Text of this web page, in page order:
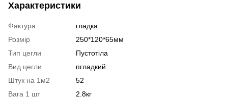
Характеристики
Фактура
гладка
Розмір
250*120*65мм
Тип цегли
Пустотіла
Вид цегли
пгладкий
Штук на 1м2
52
Вага 1 шт
2.8кг